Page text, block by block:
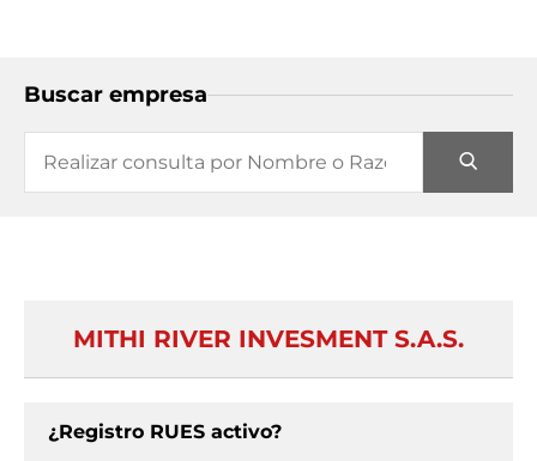
Buscar empresa
MITHI RIVER INVESMENT S.A.S.
¿Registro RUES activo?